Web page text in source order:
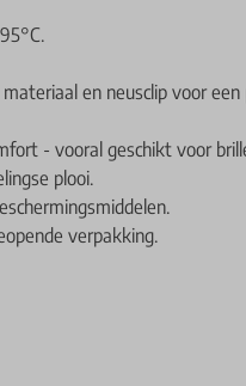
en neusclip voor
- vooral geschikt voor
plooi.
verpakking.